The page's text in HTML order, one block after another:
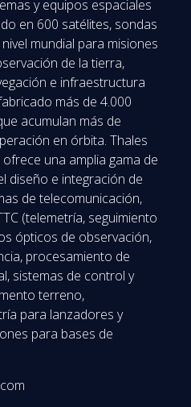
y equipos espaciales
en 600 satélites, sondas
mundial para misiones
de la tierra,
e infraestructura
más de 4.000
acumulan más de
en órbita. Thales
una amplia gama de
diseño e integración de
de telecomunicación,
(telemetría, seguimiento
ópticos de observación,
procesamiento de
sistemas de control y
terreno,
para lanzadores y
para bases de